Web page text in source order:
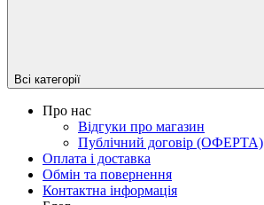
Всі категорії
Про нас
Відгуки про магазин
Публічний договір (ОФЕРТА)
Оплата і доставка
Обмін та повернення
Контактна інформація